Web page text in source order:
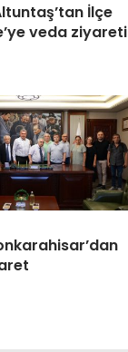
İlçe
veda ziyareti